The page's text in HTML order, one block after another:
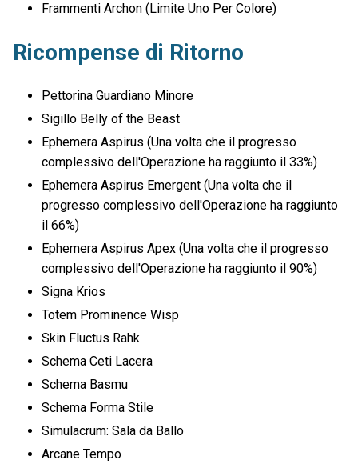
Frammenti Archon (Limite Uno Per Colore)
Ricompense di Ritorno
Pettorina Guardiano Minore
Sigillo Belly of the Beast
Ephemera Aspirus (Una volta che il progresso
complessivo dell'Operazione ha raggiunto il 33%)
Ephemera Aspirus Emergent (Una volta che il
progresso complessivo dell'Operazione ha raggiunto
il 66%)
Ephemera Aspirus Apex (Una volta che il progresso
complessivo dell'Operazione ha raggiunto il 90%)
Signa Krios
Totem Prominence Wisp
Skin Fluctus Rahk
Schema Ceti Lacera
Schema Basmu
Schema Forma Stile
Simulacrum: Sala da Ballo
Arcane Tempo